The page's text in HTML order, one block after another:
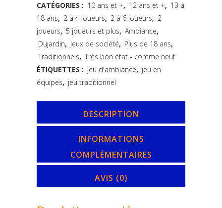
nouvelle
boite
de
jeu-
Dujardin
quantity
CATÉGORIES : 10 ans et +, 12 ans et +, 13 à
18 ans, 2 à 4 joueurs, 2 à 6 joueurs, 2
joueurs, 5 joueurs et plus, Ambiance,
Dujardin, Jeux de société, Plus de 18 ans,
Traditionnels, Très bon état - comme neuf
ÉTIQUETTES : jeu d'ambiance, jeu en
équipes, jeu traditionnel
DESCRIPTION
INFORMATIONS
COMPLÉMENTAIRES
AVIS (0)